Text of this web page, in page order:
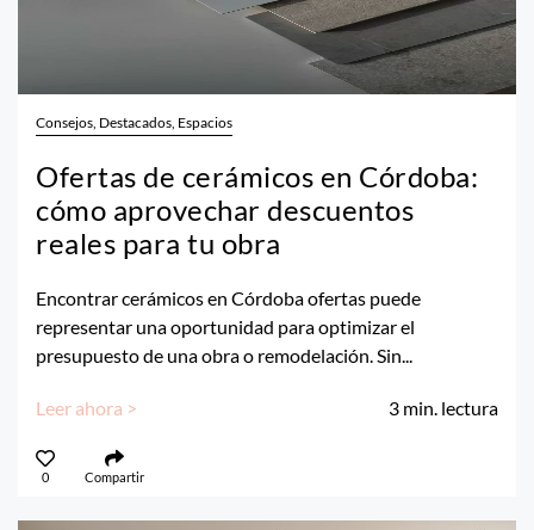
Consejos, Destacados, Espacios
Ofertas de cerámicos en Córdoba:
cómo aprovechar descuentos
reales para tu obra
Encontrar cerámicos en Córdoba ofertas puede
representar una oportunidad para optimizar el
presupuesto de una obra o remodelación. Sin...
Leer ahora > 3 min. lectura
0 Compartir